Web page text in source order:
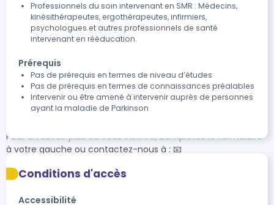
Vous êtes en situation de handicap et souhaitez participer à
la formation ? Contactez-nous pour adapter les modalités
de formation à vos besoins.
- Délai d'accès -
Nous répondons à vos demandes sous une semaine. Prévoir
environ un mois entre le premier contact et la mise en place
Pour en savoir plus ou vous inscrire, complétez le formulaire
à votre gauche ou contactez-nous à : 📧
Professionnels du soin intervenant en SMR : Médecins,
kinésithérapeutes, ergothérapeutes, infirmiers,
psychologues et autres professionnels de santé
intervenant en rééducation.
Prérequis
Pas de prérequis en termes de niveau d’études
Pas de prérequis en termes de connaissances préalables
Intervenir ou être amené à intervenir auprès de personnes
ayant la maladie de Parkinson
Conditions d'accès
Accessibilité